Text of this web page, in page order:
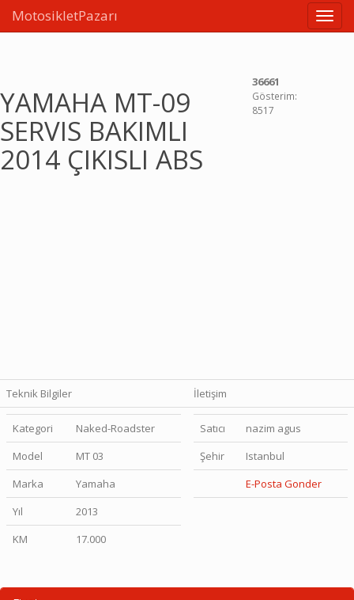
MotosikletPazarı
YAMAHA MT-09
SERVIS BAKIMLI
2014 ÇIKISLI ABS
36661
Gösterim:
8517
Teknik Bilgiler İletişim
Kategori
Naked-Roadster
Model
MT 03
Marka
Yamaha
Yıl
2013
KM
17.000
Satıcı
nazim agus
Şehir
Istanbul
E-Posta Gonder